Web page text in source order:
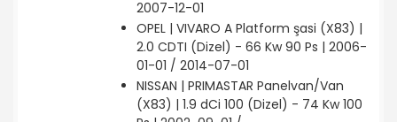
2007-12-01
OPEL | VIVARO A Platform şasi (X83) |
2.0 CDTI (Dizel) - 66 Kw 90 Ps | 2006-
01-01 / 2014-07-01
NISSAN | PRIMASTAR Panelvan/Van
(X83) | 1.9 dCi 100 (Dizel) - 74 Kw 100